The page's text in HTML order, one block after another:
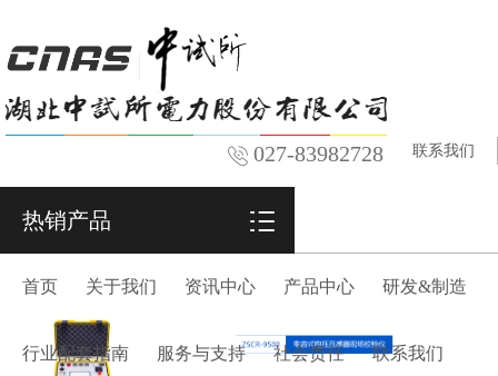
027-83982728 联系我们
热销产品
首页 关于我们 资讯中心 产品中心 研发&制造
行业配套指南 服务与支持 社会责任 联系我们